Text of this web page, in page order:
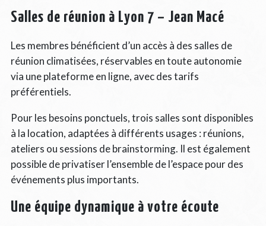
Salles de réunion à Lyon 7 – Jean Macé
Les membres bénéficient d’un accès à des salles de
réunion climatisées, réservables en toute autonomie
via une plateforme en ligne, avec des tarifs
préférentiels.
Pour les besoins ponctuels, trois salles sont disponibles
à la location, adaptées à différents usages : réunions,
ateliers ou sessions de brainstorming. Il est également
possible de privatiser l’ensemble de l’espace pour des
événements plus importants.
Une équipe dynamique à votre écoute